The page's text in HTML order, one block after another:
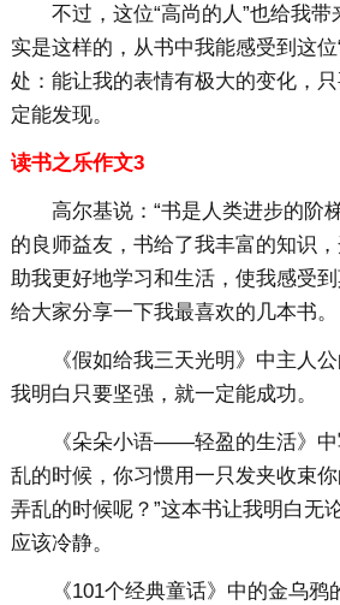
不过，这位“高尚的人”也给我
实是这样的，从书中我能感受到这位
处：能让我的表情有极大的变化，
定能发现。
读书之乐作文3
高尔基说：“书是人类进步的阶
的良师益友，书给了我丰富的知识
助我更好地学习和生活，使我感受
给大家分享一下我最喜欢的几本书。
《假如给我三天光明》中主人
我明白只要坚强，就一定能成功。
《朵朵小语——轻盈的生活》中
乱的时候，你习惯用一只发夹收束
弄乱的时候呢？”这本书让我明白无
应该冷静。
《101个经典童话》中的金乌